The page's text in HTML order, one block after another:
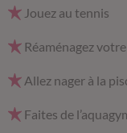
Jouez au tennis
Réaménagez
Allez nager à la
Faites de